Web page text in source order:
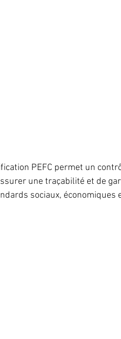
PEFC permet un
une traçabilité et de
sociaux, économiques